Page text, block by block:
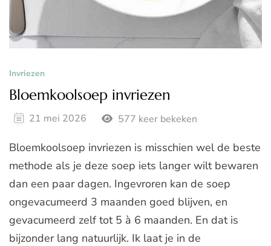
Invriezen
Bloemkoolsoep invriezen
21 mei 2026 577 keer bekeken
Bloemkoolsoep invriezen is misschien wel de beste
methode als je deze soep iets langer wilt bewaren
dan een paar dagen. Ingevroren kan de soep
ongevacumeerd 3 maanden goed blijven, en
gevacumeerd zelf tot 5 à 6 maanden. En dat is
bijzonder lang natuurlijk. Ik laat je in de